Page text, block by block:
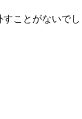
ことがないでし